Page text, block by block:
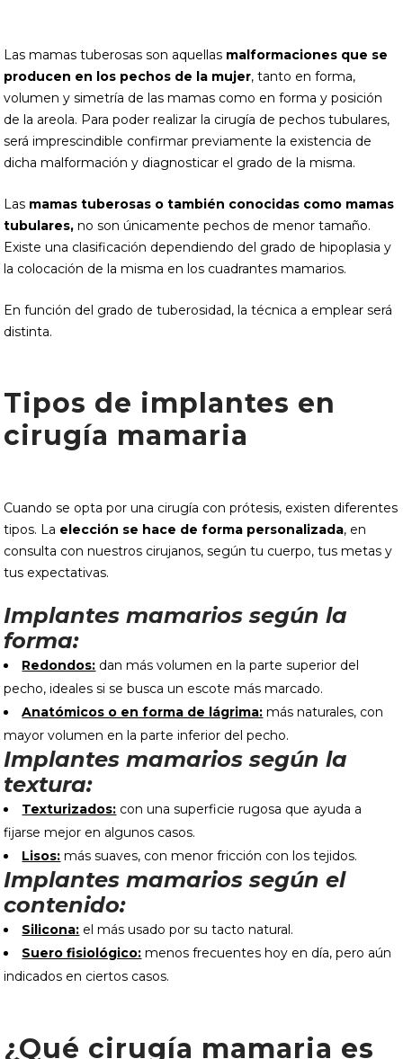
Las mamas tuberosas son aquellas malformaciones que se
producen en los pechos de la mujer, tanto en forma,
volumen y simetría de las mamas como en forma y posición
de la areola. Para poder realizar la cirugía de pechos tubulares,
será imprescindible confirmar previamente la existencia de
dicha malformación y diagnosticar el grado de la misma.
Las mamas tuberosas o también conocidas como mamas
tubulares, no son únicamente pechos de menor tamaño.
Existe una clasificación dependiendo del grado de hipoplasia y
la colocación de la misma en los cuadrantes mamarios.
En función del grado de tuberosidad, la técnica a emplear será
distinta.
Tipos de implantes en
cirugía mamaria
Cuando se opta por una cirugía con prótesis, existen diferentes
tipos. La elección se hace de forma personalizada, en
consulta con nuestros cirujanos, según tu cuerpo, tus metas y
tus expectativas.
Implantes mamarios según la
forma:
Redondos: dan más volumen en la parte superior del
pecho, ideales si se busca un escote más marcado.
Anatómicos o en forma de lágrima: más naturales, con
mayor volumen en la parte inferior del pecho.
Implantes mamarios según la
textura:
Texturizados: con una superficie rugosa que ayuda a
fijarse mejor en algunos casos.
Lisos: más suaves, con menor fricción con los tejidos.
Implantes mamarios según el
contenido:
Silicona: el más usado por su tacto natural.
Suero fisiológico: menos frecuentes hoy en día, pero aún
indicados en ciertos casos.
¿Qué cirugía mamaria es